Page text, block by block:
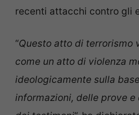
recenti attacchi contro gli
“Questo atto di terrorismo
come un atto di violenza
ideologicamente sulla
informazioni, delle prove